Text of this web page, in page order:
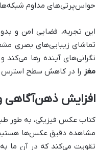
حواس‌پرتی‌های مداوم
این تجربه، فضایی امن و
تماشای زیبایی‌های بصری
نگرانی‌های آینده رها
مغز را در کاهش سطح استرس
افزایش
کتاب عکس فیزیکی، به طور
مشاهده دقیق عکس‌ها
تقویت می‌کند که در آن ما به